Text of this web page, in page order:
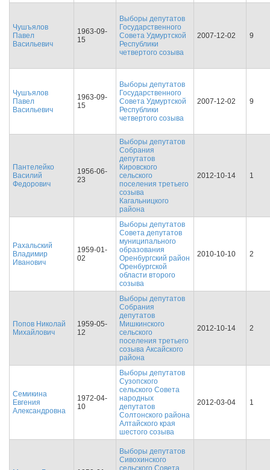
Чушъялов
Павел
Васильевич
1963-09-
15
Выборы депутатов
Государственного
Совета Удмуртской
Республики
четвертого созыва
2007-12-02 9
Чушъялов
Павел
Васильевич
1963-09-
15
Выборы депутатов
Государственного
Совета Удмуртской
Республики
четвертого созыва
2007-12-02 9
Пантелейко
Василий
Федорович
1956-06-
23
Выборы депутатов
Собрания
депутатов
Кировского
сельского
поселения третьего
созыва
Кагальницкого
района
2012-10-14 1
Рахальский
Владимир
Иванович
1959-01-
02
Выборы депутатов
Совета депутатов
муниципального
образования
Оренбургский район
Оренбургской
области второго
созыва
2010-10-10 2
Попов Николай
Михайлович
1959-05-
12
Выборы депутатов
Собрания
депутатов
Мишкинского
сельского
поселения третьего
созыва Аксайского
района
2012-10-14 2
Семикина
Евгения
Александровна
1972-04-
10
Выборы депутатов
Сузопского
сельского Совета
народных
депутатов
Солтонского района
Алтайского края
шестого созыва
2012-03-04 1
Выборы депутатов
Сивохинского
сельского Совета